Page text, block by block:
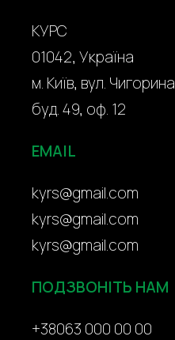
КУРС
01042, Україна
м. Київ, вул. Чигорина
буд. 49, оф. 12
EMAIL
kyrs@gmail.com
kyrs@gmail.com
kyrs@gmail.com
ПОДЗВОНІТЬ НАМ
+38063 000 00 00